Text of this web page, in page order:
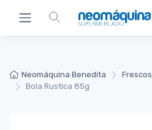
Neomáquina Benedita Frescos
Bola Rustica 85g